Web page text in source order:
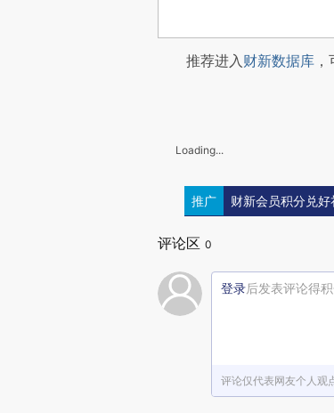
推荐进入财新数据库
Loading...
推广 财新会员积分兑好
评论区 0
登录后发表评论得
评论仅代表网友个人观